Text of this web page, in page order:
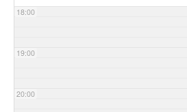
18:00
19:00
20:00